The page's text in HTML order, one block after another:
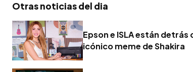
Otras noticias del dia
Epson e ISLA están detrás
icónico meme de Shakira